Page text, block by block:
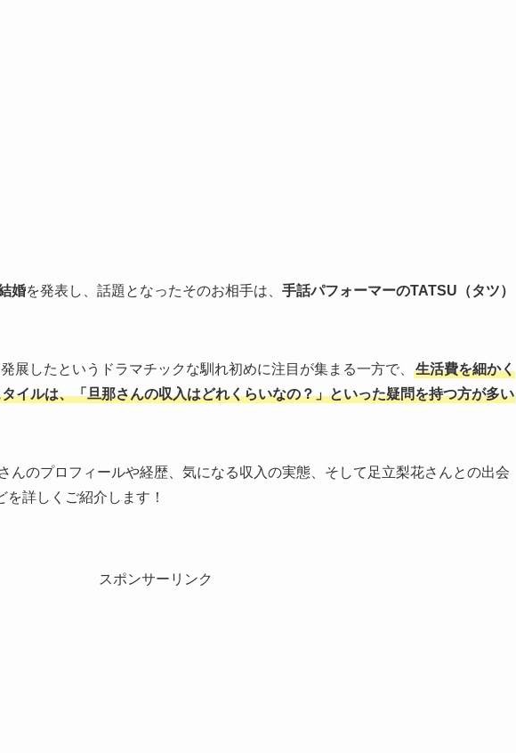
婚を発表し、話題となったそのお相手は、 手話パフォーマーのTATSU（タツ）
展したというドラマチックな馴れ初めに注目が集まる一方で、
生活費を細かく
イルは、「旦那さんの収入はどれくらいなの？」といった疑問を持つ方が多い
んのプロフィールや経歴、気になる収入の実態、そして足立梨花さんとの出会
詳しくご紹介します！
スポンサーリンク